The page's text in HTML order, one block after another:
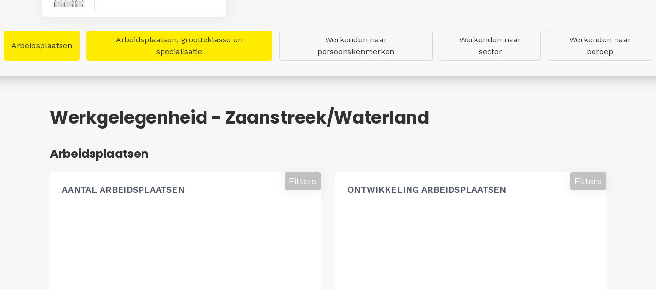
Arbeidsplaatsen
Arbeidsplaatsen, grootteklasse en
specialisatie
Werkenden naar
persoonskenmerken
Werkenden naar
sector
Werkenden naar
beroep
Werkgelegenheid - Zaanstreek/Waterland
Arbeidsplaatsen
AANTAL ARBEIDSPLAATSEN
Filters
ONTWIKKELING ARBEIDSPLAATSEN
Filters